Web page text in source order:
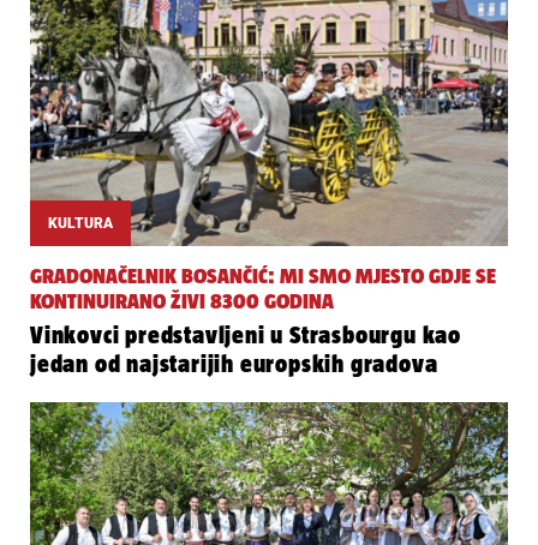
KULTURA
GRADONAČELNIK BOSANČIĆ: MI SMO MJESTO GDJE SE
KONTINUIRANO ŽIVI 8300 GODINA
Vinkovci predstavljeni u Strasbourgu kao
jedan od najstarijih europskih gradova